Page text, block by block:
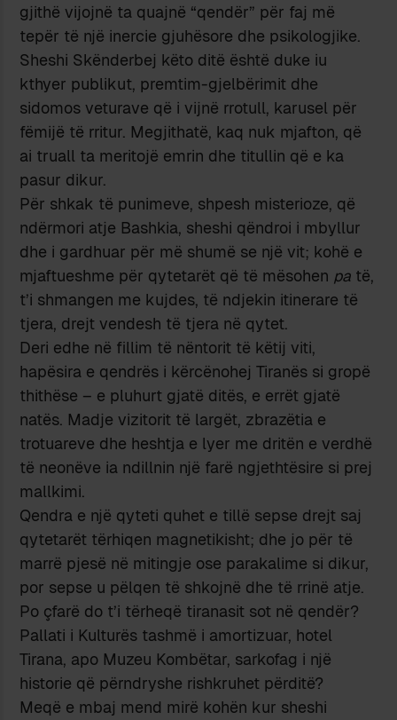
gjithë vijojnë ta quajnë “qendër” për faj më
tepër të një inercie gjuhësore dhe psikologjike.
Sheshi Skënderbej këto ditë është duke iu
kthyer publikut, premtim-gjelbërimit dhe
sidomos veturave që i vijnë rrotull, karusel për
fëmijë të rritur. Megjithatë, kaq nuk mjafton, që
ai truall ta meritojë emrin dhe titullin që e ka
pasur dikur.
Për shkak të punimeve, shpesh misterioze, që
ndërmori atje Bashkia, sheshi qëndroi i mbyllur
dhe i gardhuar për më shumë se një vit; kohë e
mjaftueshme për qytetarët që të mësohen pa të,
t’i shmangen me kujdes, të ndjekin itinerare të
tjera, drejt vendesh të tjera në qytet.
Deri edhe në fillim të nëntorit të këtij viti,
hapësira e qendrës i kërcënohej Tiranës si gropë
thithëse – e pluhurt gjatë ditës, e errët gjatë
natës. Madje vizitorit të largët, zbrazëtia e
trotuareve dhe heshtja e lyer me dritën e verdhë
të neonëve ia ndillnin një farë ngjethtësire si prej
mallkimi.
Qendra e një qyteti quhet e tillë sepse drejt saj
qytetarët tërhiqen magnetikisht; dhe jo për të
marrë pjesë në mitingje ose parakalime si dikur,
por sepse u pëlqen të shkojnë dhe të rrinë atje.
Po çfarë do t’i tërheqë tiranasit sot në qendër?
Pallati i Kulturës tashmë i amortizuar, hotel
Tirana, apo Muzeu Kombëtar, sarkofag i një
historie që përndryshe rishkruhet përditë?
Meqë e mbaj mend mirë kohën kur sheshi